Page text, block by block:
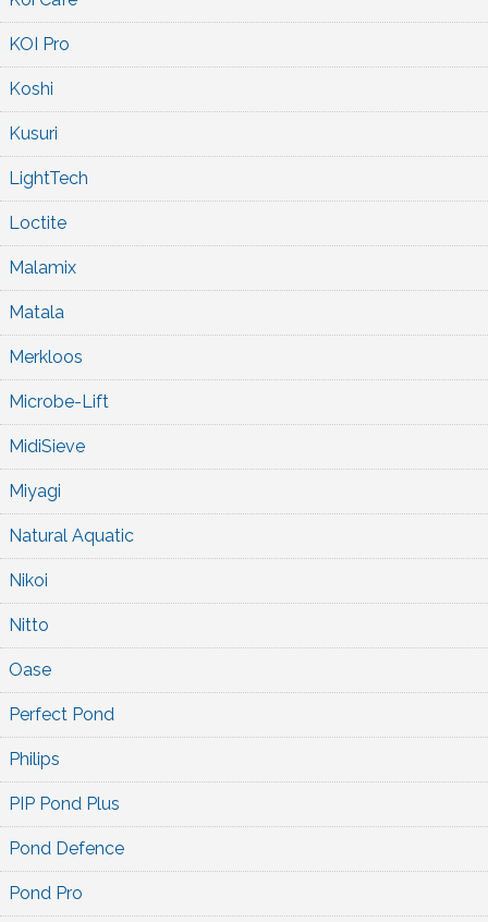
KOI Pro
Koshi
Kusuri
LightTech
Loctite
Malamix
Matala
Merkloos
Microbe-Lift
MidiSieve
Miyagi
Natural Aquatic
Nikoi
Nitto
Oase
Perfect Pond
Philips
PIP Pond Plus
Pond Defence
Pond Pro